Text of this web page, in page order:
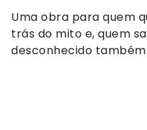
Uma obra para quem
trás do mito e, quem
desconhecido também.